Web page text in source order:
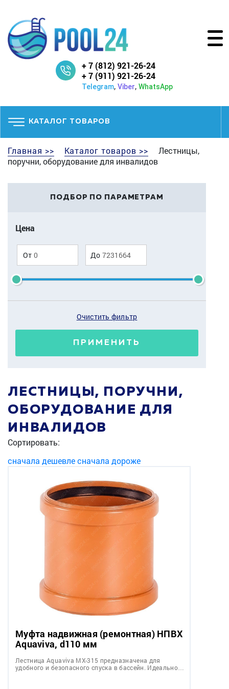
+ 7 (812) 921-26-24
+ 7 (911) 921-26-24
Telegram, Viber, WhatsApp
КАТАЛОГ ТОВАРОВ
Главная >> Каталог товаров >>
Лестницы,
поручни, оборудование для инвалидов
ПОДБОР ПО ПАРАМЕТРАМ
Цена
От До
Очистить фильтр
ПРИМЕНИТЬ
ЛЕСТНИЦЫ, ПОРУЧНИ,
ОБОРУДОВАНИЕ ДЛЯ
ИНВАЛИДОВ
Сортировать:
сначала дешевлесначала дороже
Муфта надвижная (ремонтная) НПВХ
Aquaviva, d110 мм
Лестница Aquaviva MX-315 предназначена для
удобного и безопасного спуска в бассейн. Идеально…